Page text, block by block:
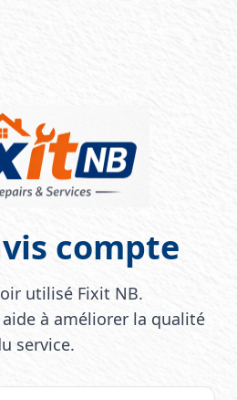
compte
utilisé Fixit NB.
à améliorer la qualité
service.